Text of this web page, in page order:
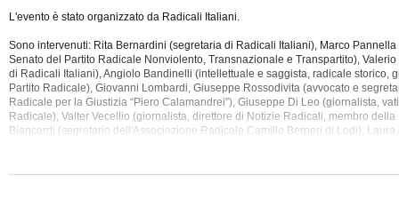
L'evento è stato organizzato da Radicali Italiani.
Sono intervenuti: Rita Bernardini (segretaria di Radicali Italiani), Marco
Senato del Partito Radicale Nonviolento, Transnazionale e Transpartito),
di Radicali Italiani), Angiolo Bandinelli (intellettuale e saggista, radicale storico,
Partito Radicale), Giovanni Lombardi, Giuseppe Rossodivita (avvocato e
Radicale per la Giustizia “Piero Calamandrei”), Giuseppe Di Leo (giornalista,
Radicale), Valter Vecellio (giornalista, direttore di Notizie Radicali, membro
Biancardi (segretario dell'Associazione Radicale Camillo Berneri di Lodi), Laura